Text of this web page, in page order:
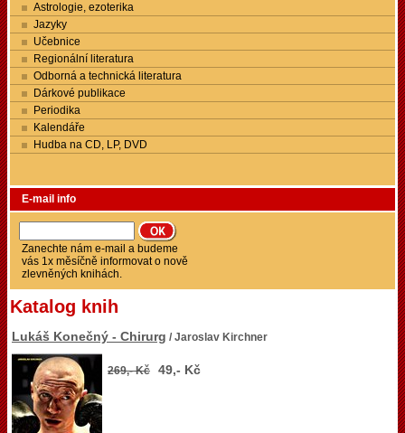
Astrologie, ezoterika
Jazyky
Učebnice
Regionální literatura
Odborná a technická literatura
Dárkové publikace
Periodika
Kalendáře
Hudba na CD, LP, DVD
E-mail info
Zanechte nám e-mail a budeme
vás 1x měsíčně informovat o nově
zlevněných knihách.
Katalog knih
Lukáš Konečný - Chirurg / Jaroslav Kirchner
269,- Kč 49,- Kč